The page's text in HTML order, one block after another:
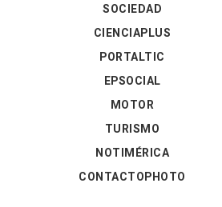
SOCIEDAD
CIENCIAPLUS
PORTALTIC
EPSOCIAL
MOTOR
TURISMO
NOTIMÉRICA
CONTACTOPHOTO